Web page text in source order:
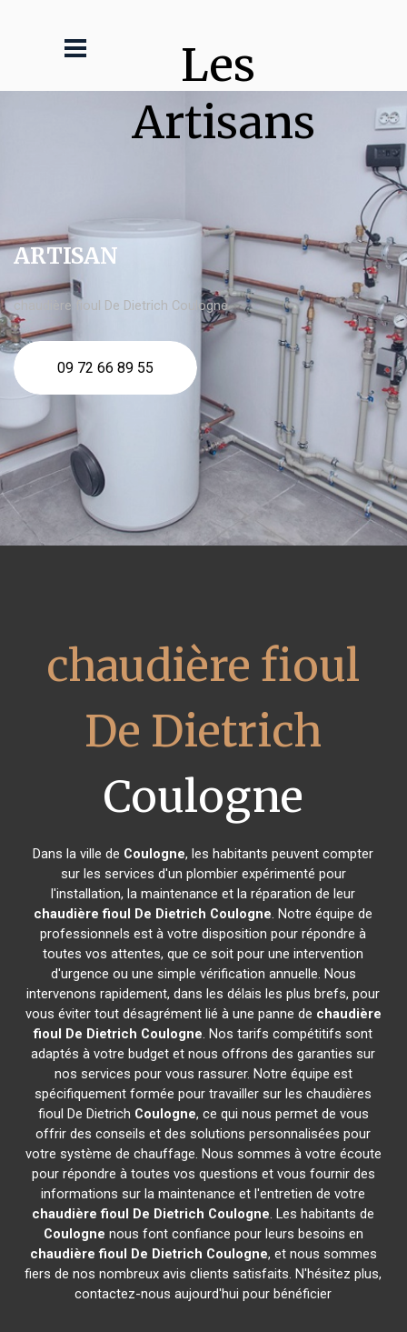
Les
Artisans
ARTISAN
chaudière fioul De Dietrich Coulogne
09 72 66 89 55
chaudière fioul
De Dietrich
Coulogne
Dans la ville de Coulogne, les habitants peuvent compter
sur les services d'un plombier expérimenté pour
l'installation, la maintenance et la réparation de leur
chaudière fioul De Dietrich Coulogne. Notre équipe de
professionnels est à votre disposition pour répondre à
toutes vos attentes, que ce soit pour une intervention
d'urgence ou une simple vérification annuelle. Nous
intervenons rapidement, dans les délais les plus brefs, pour
vous éviter tout désagrément lié à une panne de chaudière
fioul De Dietrich Coulogne. Nos tarifs compétitifs sont
adaptés à votre budget et nous offrons des garanties sur
nos services pour vous rassurer. Notre équipe est
spécifiquement formée pour travailler sur les chaudières
fioul De Dietrich Coulogne, ce qui nous permet de vous
offrir des conseils et des solutions personnalisées pour
votre système de chauffage. Nous sommes à votre écoute
pour répondre à toutes vos questions et vous fournir des
informations sur la maintenance et l'entretien de votre
chaudière fioul De Dietrich Coulogne. Les habitants de
Coulogne nous font confiance pour leurs besoins en
chaudière fioul De Dietrich Coulogne, et nous sommes
fiers de nos nombreux avis clients satisfaits. N'hésitez plus,
contactez-nous aujourd'hui pour bénéficier